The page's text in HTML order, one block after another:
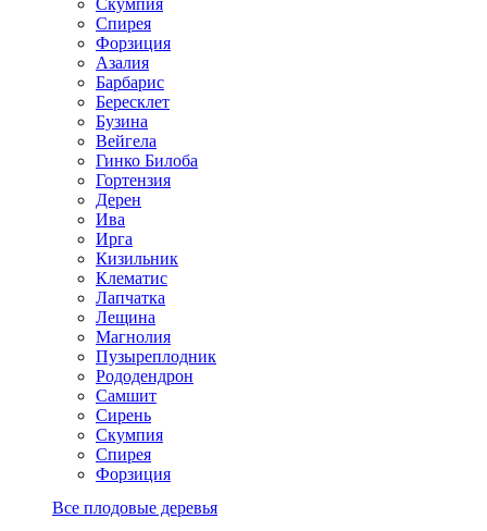
Скумпия
Спирея
Форзиция
Азалия
Барбарис
Бересклет
Бузина
Вейгела
Гинко Билоба
Гортензия
Дерен
Ива
Ирга
Кизильник
Клематис
Лапчатка
Лещина
Магнолия
Пузыреплодник
Рододендрон
Самшит
Сирень
Скумпия
Спирея
Форзиция
Все плодовые деревья